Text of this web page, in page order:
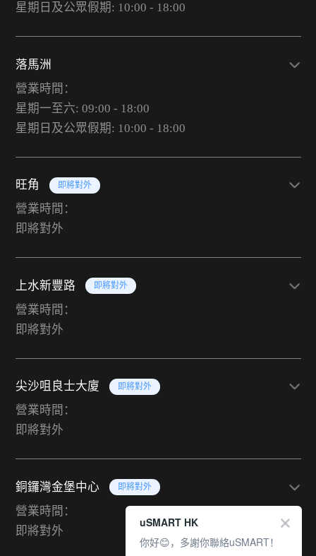
星期日及公眾假期: 10:00 - 18:00
落馬洲
營業時間：
星期一至六: 09:00 - 18:00
星期日及公眾假期: 10:00 - 18:00
旺角 即將對外
營業時間：
即將對外
上水新豐路 即將對外
營業時間：
即將對外
尖沙咀良士大廈 即將對外
營業時間：
即將對外
銅鑼灣金堡中心 即將對外
營業時間：
即將對外
uSMART HK
你好😊，多謝你聯絡uSMART！